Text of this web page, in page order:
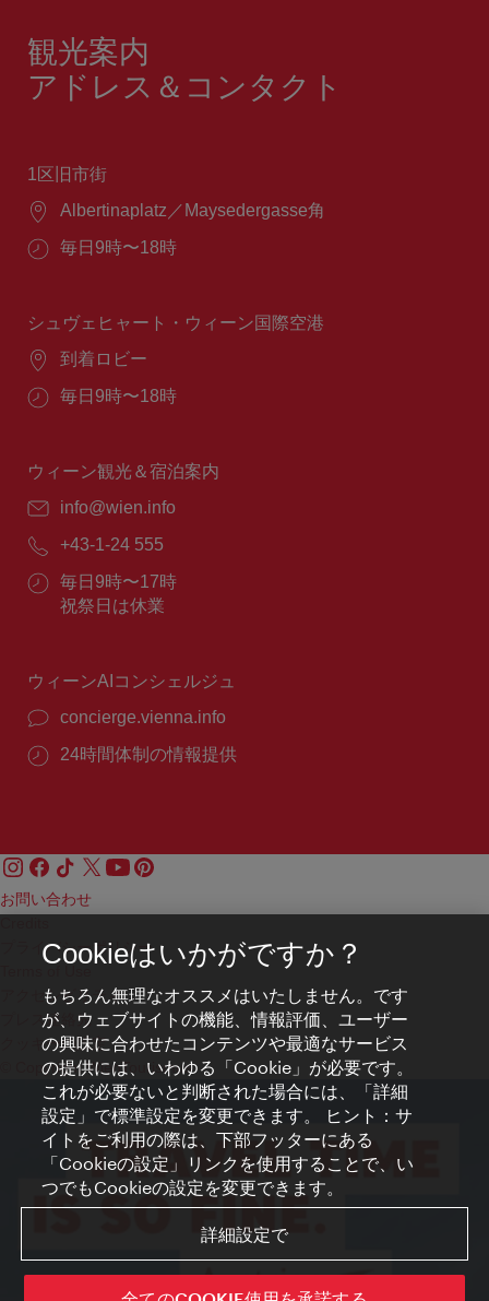
観光案内
アドレス＆コンタクト
1区旧市街
場
Albertinaplatz／Maysedergasse角
営
間：
毎日9時〜18時
シュヴェヒャート・ウィーン国際空港
場
到着ロビー
営
間：
毎日9時〜18時
ウィーン観光＆宿泊案内
E
ー
ル：
info@wien.info
電
番
号：
+43-1-24 555
営
業
毎日9時〜17時
祝祭日は休業
ウィーンAIコンシェルジュ
concierge.vienna.info
24時間体制の情報提供
お問い合わせ
プライバシーポリシー
アクセシビリティ
プレス連絡先
クッキーの設定
© Copyright WienTourismus
Cookieはいかがですか？
もちろん無理なオススメはいたしません。です
が、ウェブサイトの機能、情報評価、ユーザー
の興味に合わせたコンテンツや最適なサービス
の提供には、いわゆる「Cookie」が必要です。
これが必要ないと判断された場合には、「詳細
設定」で標準設定を変更できます。 ヒント：サ
イトをご利用の際は、下部フッターにある
「Cookieの設定」リンクを使用することで、い
つでもCookieの設定を変更できます。
詳細設定で